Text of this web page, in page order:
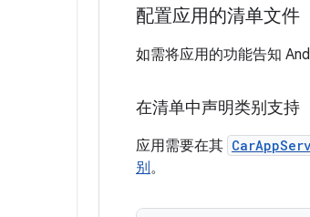
配置应用的清单文件
如需将应用的功能告知
在清单中声明类别支持
应用需要在其
别。